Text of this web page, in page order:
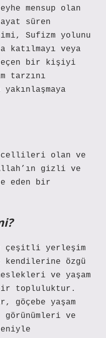
mensup olan
süren
Sufizm yolunu
veya
bir kişiyi
tarzını
yakınlaşmaya
olan ve
gizli ve
eden bir
çeşitli yerleşim
kendilerine özgü
ve yaşam
topluluktur.
göçebe yaşam
ve